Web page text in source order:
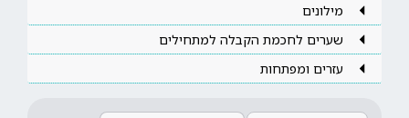
מילונים
שערים לחכמת הקבלה למתחילים
עזרים ומפתחות